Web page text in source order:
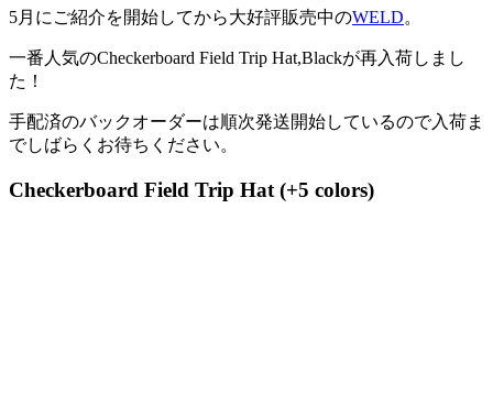
5月にご紹介を開始してから大好評販売中のWELD。
一番人気のCheckerboard Field Trip Hat,Blackが再入荷しまし
た！
手配済のバックオーダーは順次発送開始しているので入荷ま
でしばらくお待ちください。
Checkerboard Field Trip Hat (+5 colors)